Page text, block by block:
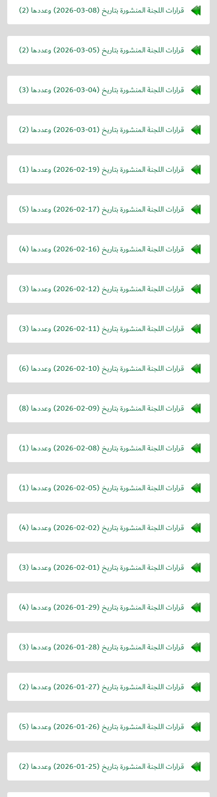
قرارات اللجنة المنشورة بتاريخ (2026-03-08) وعددها (2)
قرارات اللجنة المنشورة بتاريخ (2026-03-05) وعددها (2)
قرارات اللجنة المنشورة بتاريخ (2026-03-04) وعددها (3)
قرارات اللجنة المنشورة بتاريخ (2026-03-01) وعددها (2)
قرارات اللجنة المنشورة بتاريخ (2026-02-19) وعددها (1)
قرارات اللجنة المنشورة بتاريخ (2026-02-17) وعددها (5)
قرارات اللجنة المنشورة بتاريخ (2026-02-16) وعددها (4)
قرارات اللجنة المنشورة بتاريخ (2026-02-12) وعددها (3)
قرارات اللجنة المنشورة بتاريخ (2026-02-11) وعددها (3)
قرارات اللجنة المنشورة بتاريخ (2026-02-10) وعددها (6)
قرارات اللجنة المنشورة بتاريخ (2026-02-09) وعددها (8)
قرارات اللجنة المنشورة بتاريخ (2026-02-08) وعددها (1)
قرارات اللجنة المنشورة بتاريخ (2026-02-05) وعددها (1)
قرارات اللجنة المنشورة بتاريخ (2026-02-02) وعددها (4)
قرارات اللجنة المنشورة بتاريخ (2026-02-01) وعددها (3)
قرارات اللجنة المنشورة بتاريخ (2026-01-29) وعددها (4)
قرارات اللجنة المنشورة بتاريخ (2026-01-28) وعددها (3)
قرارات اللجنة المنشورة بتاريخ (2026-01-27) وعددها (2)
قرارات اللجنة المنشورة بتاريخ (2026-01-26) وعددها (5)
قرارات اللجنة المنشورة بتاريخ (2026-01-25) وعددها (2)